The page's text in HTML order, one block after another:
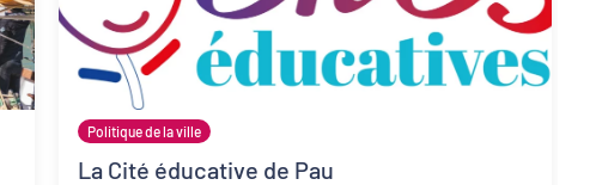
Politique de la ville
La Cité éducative de Pau